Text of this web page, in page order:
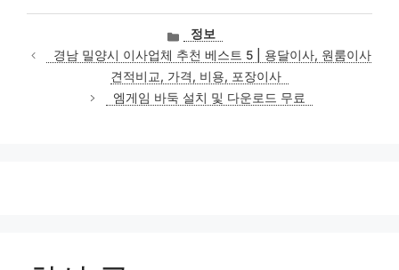
카
테
고
리
정보
경남 밀양시 이사업체 추천 베스트 5 | 용달이사, 원룸이사
견적비교, 가격, 비용, 포장이사
엠게임 바둑 설치 및 다운로드 무료